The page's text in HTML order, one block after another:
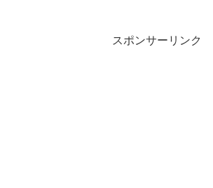
スポンサーリンク